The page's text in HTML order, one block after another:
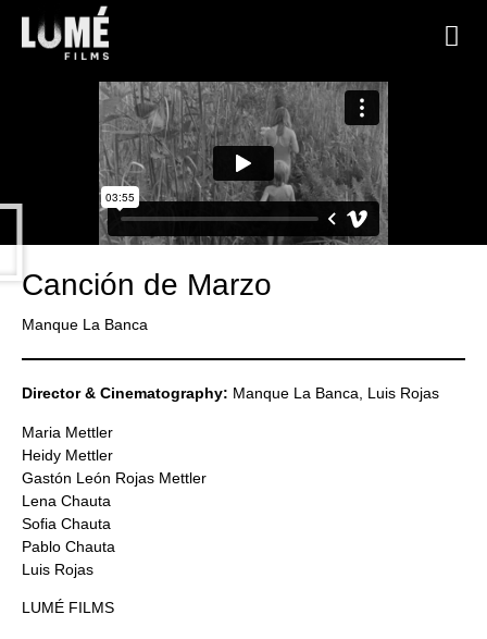
Canción de Marzo
Manque La Banca
Director & Cinematography: Manque La Banca, Luis Rojas
Maria Mettler
Heidy Mettler
Gastón León Rojas Mettler
Lena Chauta
Sofia Chauta
Pablo Chauta
Luis Rojas
LUMÉ FILMS